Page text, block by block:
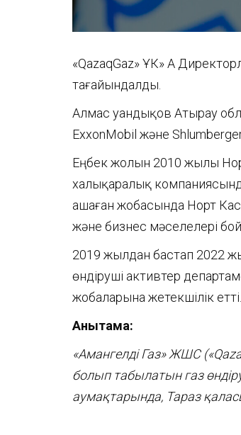
«QazaqGaz» ҰК» АҚ
тағайындалды.
Алмас Қуандықов Атырау
ExxonMobil және
Еңбек жолын 2010 жылы
халықаралық
Қашаған жобасында Норт
және бизнес мәселелері
2019 жылдан бастап 2022
өндіруші активтер
жобаларына жетекшілік етті.
Анықтама:
«Амангелді Газ»ЖШС («
болып табылатын газ
аумақтарында, Тараз